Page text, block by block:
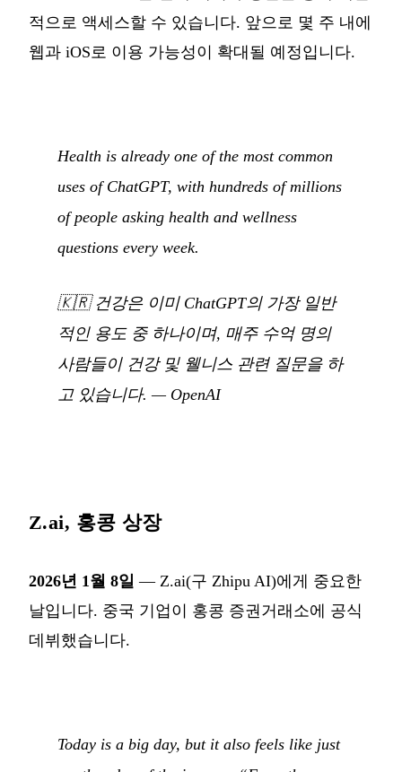
적으로 액세스할 수 있습니다. 앞으로 몇 주 내에
웹과 iOS로 이용 가능성이 확대될 예정입니다.
Health is already one of the most common
uses of ChatGPT, with hundreds of millions
of people asking health and wellness
questions every week.
🇰🇷 건강은 이미 ChatGPT의 가장 일반
적인 용도 중 하나이며, 매주 수억 명의
사람들이 건강 및 웰니스 관련 질문을 하
고 있습니다. — OpenAI
Z.ai, 홍콩 상장
2026년 1월 8일 — Z.ai(구 Zhipu AI)에게 중요한
날입니다. 중국 기업이 홍콩 증권거래소에 공식
데뷔했습니다.
Today is a big day, but it also feels like just